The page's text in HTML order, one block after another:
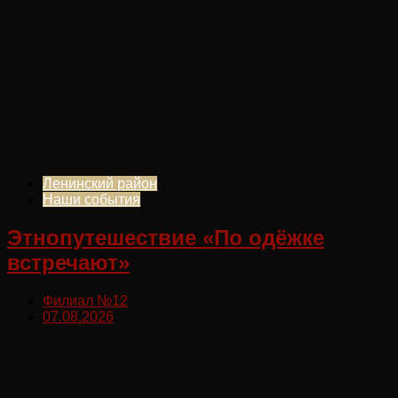
Ленинский район
Наши события
Этнопутешествие «По одёжке
встречают»
Филиал №12
07.08.2026